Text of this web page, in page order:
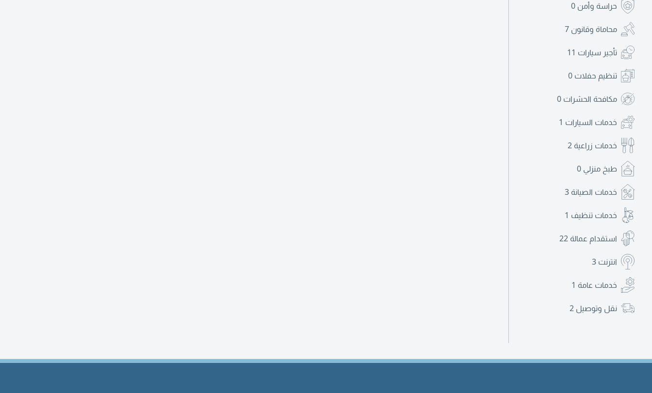
حراسة وأمن 0
محاماة وقانون 7
تأجير سيارات 11
تنظيم حفلات 0
مكافحة الحشرات 0
خدمات السيارات 1
خدمات زراعية 2
طبخ منزلي 0
خدمات الصيانة 3
خدمات تنظيف 1
استقدام عمالة 22
انترنت 3
خدمات عامة 1
نقل وتوصيل 2